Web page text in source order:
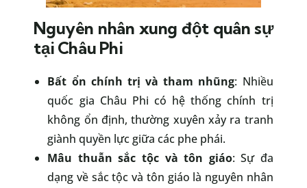
Nguyên nhân xung đột quân sự
tại Châu Phi
Bất ổn chính trị và tham nhũng: Nhiều
quốc gia Châu Phi có hệ thống chính trị
không ổn định, thường xuyên xảy ra tranh
giành quyền lực giữa các phe phái.
Mâu thuẫn sắc tộc và tôn giáo: Sự đa
dạng về sắc tộc và tôn giáo là nguyên nhân